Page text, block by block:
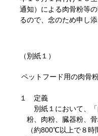
通知）による肉骨粉等
るので、念のため申し添
（別紙１）
ペットフード用の肉骨
１ 定義
別紙１において、
粉、肉粉、臓器粉、
（約800℃以上で８時